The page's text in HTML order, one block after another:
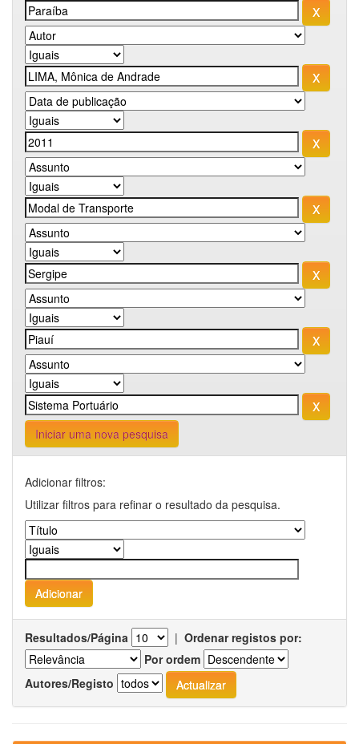
Iniciar uma nova pesquisa
Adicionar filtros:
Utilizar filtros para refinar o resultado da pesquisa.
Resultados/Página | Ordenar registos por:
Por ordem
Autores/Registo